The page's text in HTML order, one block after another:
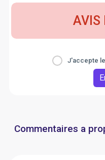
AVIS
J'accepte
Commentaires a